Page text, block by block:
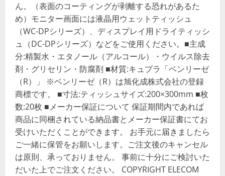
ん。（表面のコーティングが剥離する恐れがあるた
め）モニター画面には液晶用ウェットティッシュ
（WC-DPシリーズ）、ディスプレイ用ドライティッシ
ュ（DC-DPシリーズ）などをご使用ください。■主成
分:精製水・エタノール（アルコール）・ウイルス除去
剤・グリセリン・防腐剤 ■材質:キュプラ「ベンリーゼ
（R）」 ※ベンリーゼ（R）は旭化成株式会社の登録
商標です。 ■寸法:ティッシュサイズ:200×300mm ■枚
数:20枚 ■メーカー保証について 保証期間内であれば
商品に同梱されている納品書とメーカー保証書にてお
受けいただくことができます。 お手元に届きましたら
ご一緒に保管をお願いします。ご注文後のキャンセル
は原則、承っておりません。 事前に十分にご検討いた
だいた上でご注文ください。 COPYRIGHT ELECOM